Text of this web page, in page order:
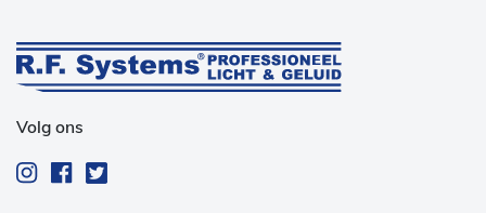
Volg ons